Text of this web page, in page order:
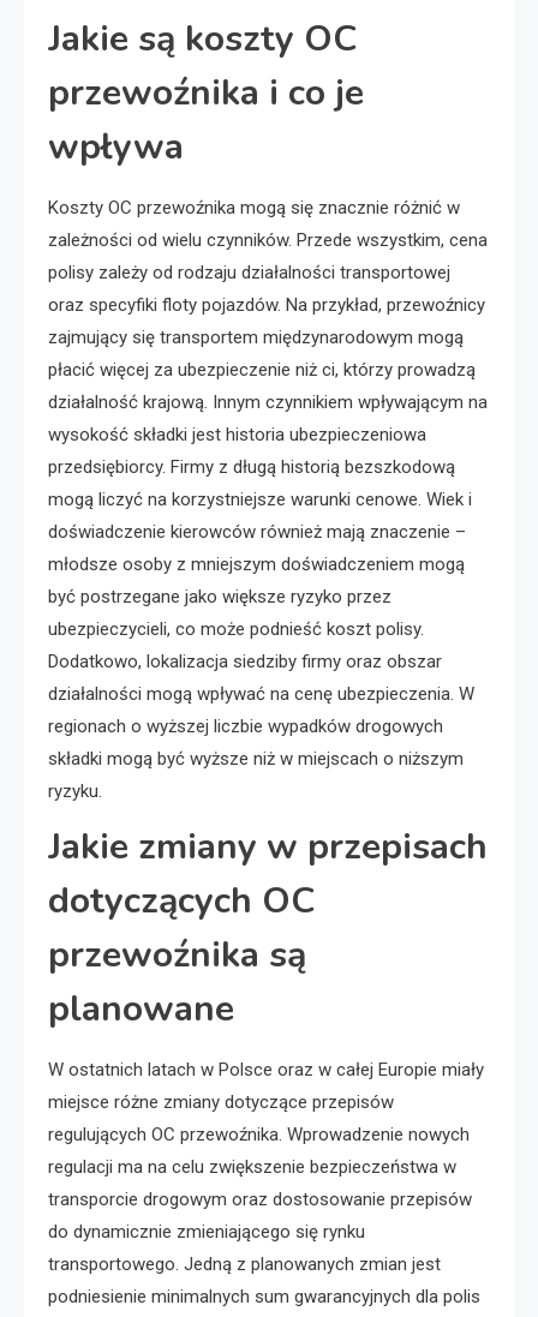
Jakie są koszty OC
przewoźnika i co je
wpływa
Koszty OC przewoźnika mogą się znacznie różnić w
zależności od wielu czynników. Przede wszystkim, cena
polisy zależy od rodzaju działalności transportowej
oraz specyfiki floty pojazdów. Na przykład, przewoźnicy
zajmujący się transportem międzynarodowym mogą
płacić więcej za ubezpieczenie niż ci, którzy prowadzą
działalność krajową. Innym czynnikiem wpływającym na
wysokość składki jest historia ubezpieczeniowa
przedsiębiorcy. Firmy z długą historią bezszkodową
mogą liczyć na korzystniejsze warunki cenowe. Wiek i
doświadczenie kierowców również mają znaczenie –
młodsze osoby z mniejszym doświadczeniem mogą
być postrzegane jako większe ryzyko przez
ubezpieczycieli, co może podnieść koszt polisy.
Dodatkowo, lokalizacja siedziby firmy oraz obszar
działalności mogą wpływać na cenę ubezpieczenia. W
regionach o wyższej liczbie wypadków drogowych
składki mogą być wyższe niż w miejscach o niższym
ryzyku.
Jakie zmiany w przepisach
dotyczących OC
przewoźnika są
planowane
W ostatnich latach w Polsce oraz w całej Europie miały
miejsce różne zmiany dotyczące przepisów
regulujących OC przewoźnika. Wprowadzenie nowych
regulacji ma na celu zwiększenie bezpieczeństwa w
transporcie drogowym oraz dostosowanie przepisów
do dynamicznie zmieniającego się rynku
transportowego. Jedną z planowanych zmian jest
podniesienie minimalnych sum gwarancyjnych dla polis